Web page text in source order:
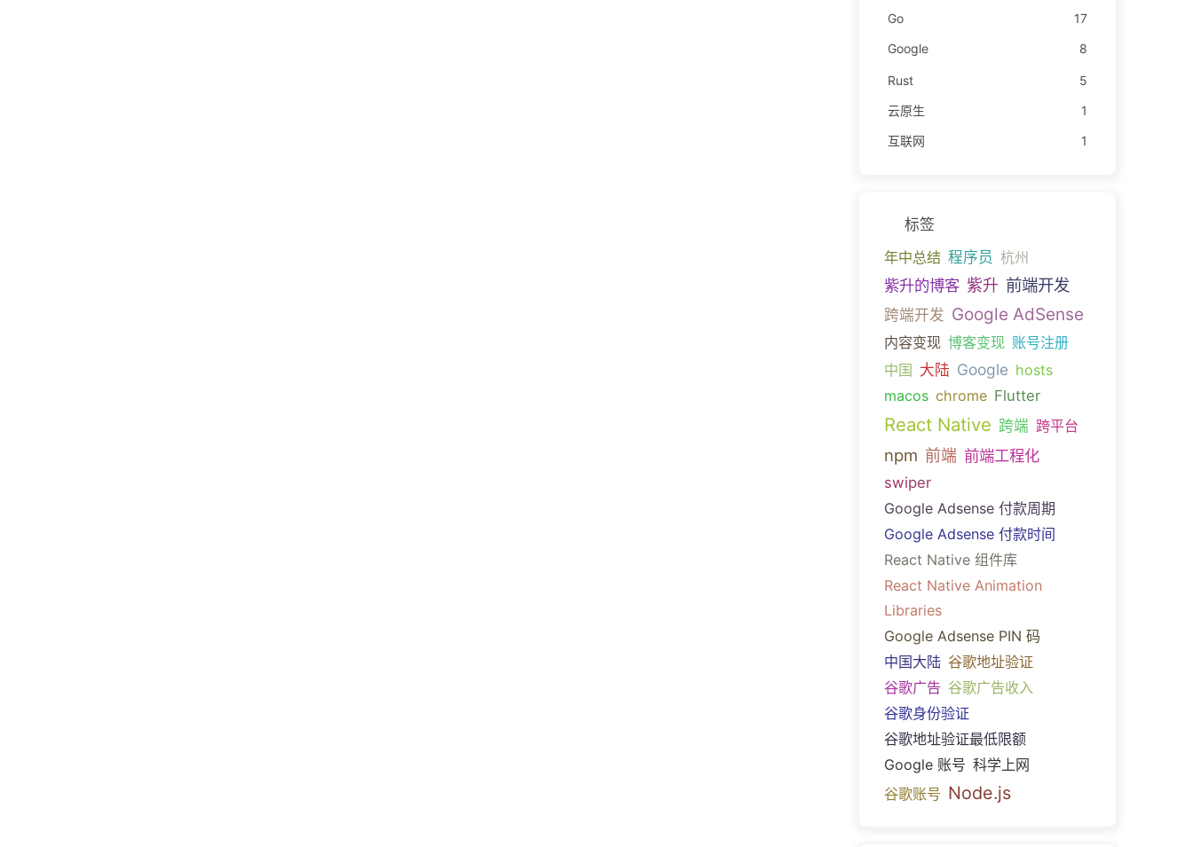
Go
17
Google
8
Rust
5
云原生
1
互联网
1
标签
年中总结 程序员 杭州
紫升的博客 紫升 前端开发
跨端开发 Google AdSense
内容变现 博客变现 账号注册
中国 大陆 Google hosts
macos chrome Flutter
React Native 跨端 跨平台
npm 前端 前端工程化
swiper
Google Adsense 付款周期
Google Adsense 付款时间
React Native 组件库
React Native Animation
Libraries
Google Adsense PIN 码
中国大陆 谷歌地址验证
谷歌广告 谷歌广告收入
谷歌身份验证
谷歌地址验证最低限额
Google 账号 科学上网
谷歌账号 Node.js